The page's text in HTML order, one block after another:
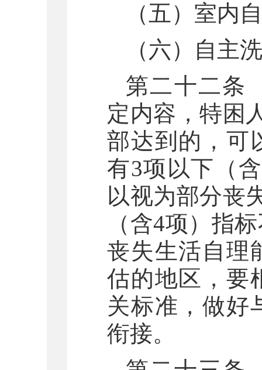
（五）室内
（六）自主
第二十二条
定内容，特困
部达到的，可
有3项以下（
以视为部分丧
（含4项）指
丧失生活自理
估的地区，要
关标准，做好
衔接。